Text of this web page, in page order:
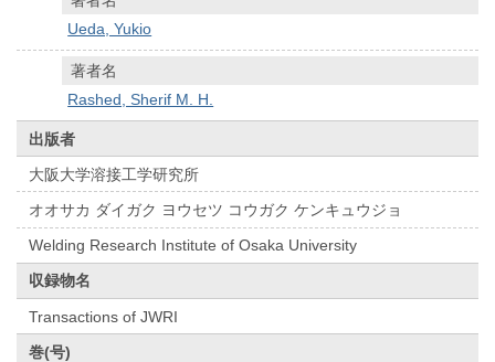
Ueda, Yukio
著者名
Rashed, Sherif M. H.
出版者
大阪大学溶接工学研究所
オオサカ ダイガク ヨウセツ コウガク ケンキュウジョ
Welding Research Institute of Osaka University
収録物名
Transactions of JWRI
巻(号)